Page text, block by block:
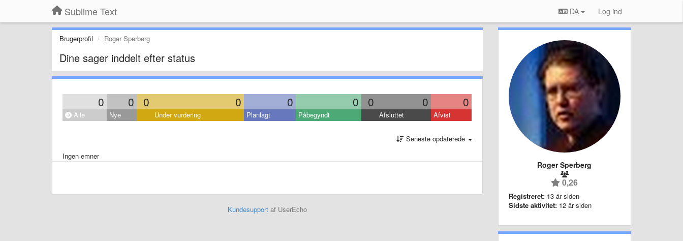
Sublime Text DA Log ind
Brugerprofil Roger Sperberg
Dine sager inddelt efter status
0 0 0 0 0 0 0 0 0
Alle Nye Under vurdering Planlagt Påbegyndt Afsluttet Afvist
Seneste opdaterede
Ingen emner
Kundesupportaf UserEcho
Roger Sperberg
0,26
Registreret: 13 år siden
Sidste aktivitet: 12 år siden